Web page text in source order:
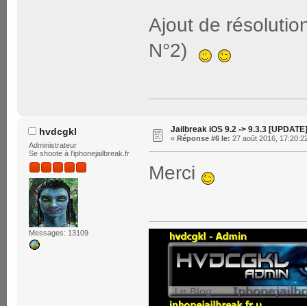
Ajout de
N°2)
hvdcgkl
Administrateur
Se shoote à l'iphonejailbreak.fr
Messages: 13109
Jailbreak iOS 9.2 -> 9.3.3 [UPDATE]
« Réponse #6 le: 27 août 2016,
Merci